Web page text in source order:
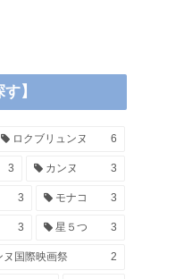
】
ロクブリュンヌ 6
3 カンヌ 3
3 モナコ 3
3 星５つ 3
ヌ国際映画祭 2